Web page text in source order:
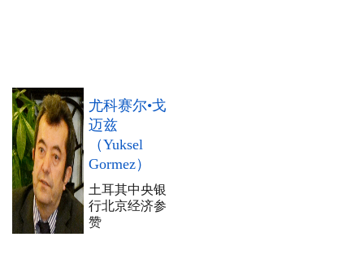
尤科赛尔•戈
迈兹
（Yuksel
Gormez）
土耳其中央银
行北京经济参
赞